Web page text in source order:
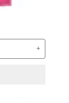
+